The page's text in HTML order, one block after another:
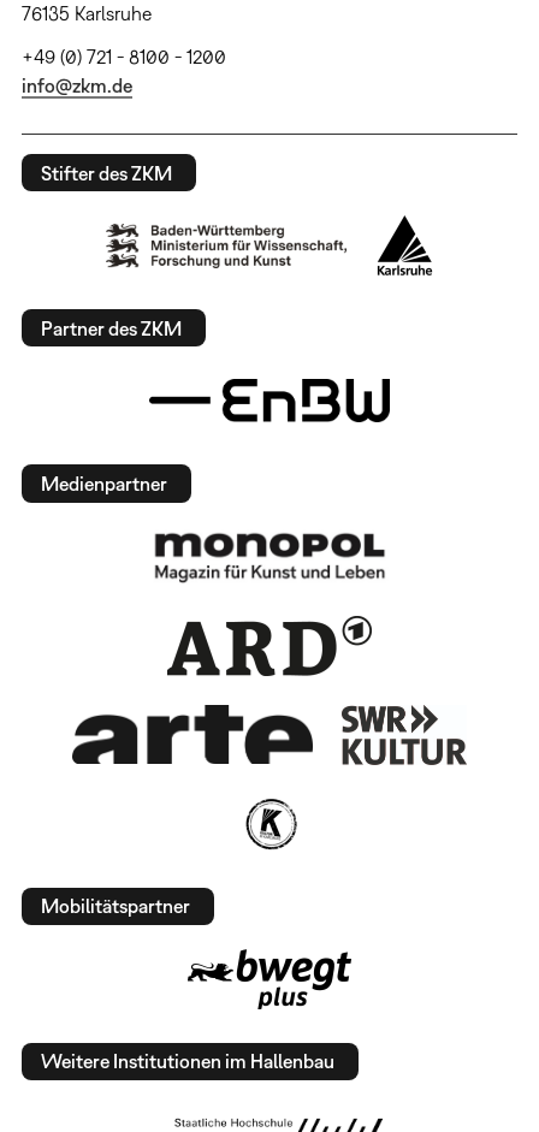
76135 Karlsruhe
+49 (0) 721 - 8100 - 1200
info@zkm.de
Stifter des ZKM
Partner des ZKM
Medienpartner
Mobilitätspartner
Weitere Institutionen im Hallenbau